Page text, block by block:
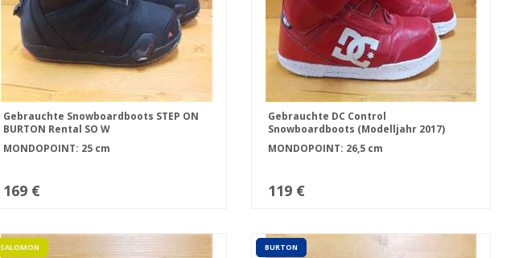
Gebrauchte Snowboardboots STEP ON
BURTON Rental SO W
MONDOPOINT: 25 cm
169 €
Gebrauchte DC Control
Snowboardboots (Modelljahr 2017)
MONDOPOINT: 26,5 cm
119 €
SALOMON BURTON